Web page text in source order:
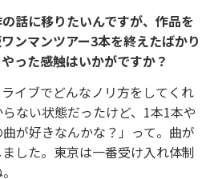
話に移りたいんですが、作品を
ンマンツアー3本を終えたばかり
った感触はいかがですか？
イブでどんなノリ方をしてくれ
ない状態だったけど、1本1本や
が好きなんかな？」って。曲が
した。東京は一番受け入れ体制